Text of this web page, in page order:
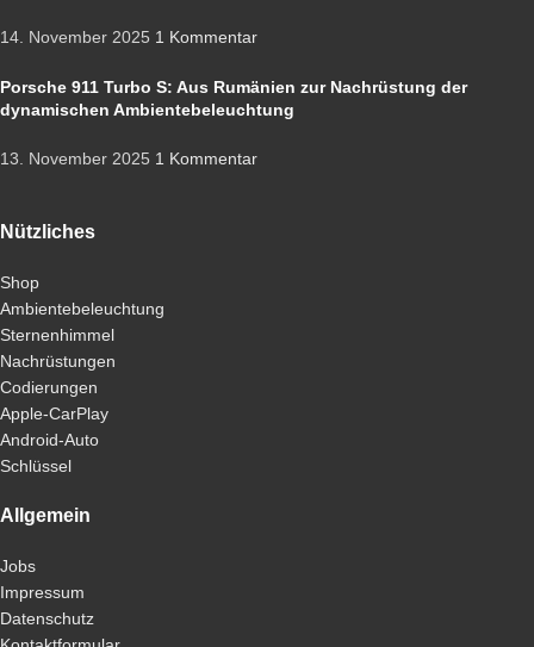
14. November 2025 1 Kommentar
Porsche 911 Turbo S: Aus Rumänien zur Nachrüstung der
dynamischen Ambientebeleuchtung
13. November 2025 1 Kommentar
Nützliches
Shop
Ambientebeleuchtung
Sternenhimmel
Nachrüstungen
Codierungen
Apple-CarPlay
Android-Auto
Schlüssel
Allgemein
Jobs
Impressum
Datenschutz